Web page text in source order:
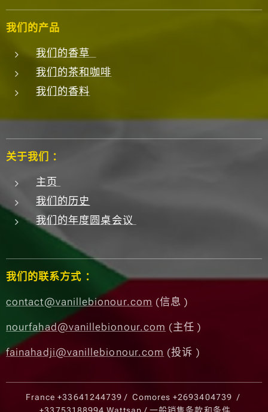
我们的产品
我们的香草
我们的茶和咖啡
我们的香料
关于我们 ：
主页
我们的历史
我们的年度圆桌会议
我们的联系方式 ：
contact@vanillebionour.com (信息 )
nourfahad@vanillebionour.com (主任 )
fainahadji@vanillebionour.com (投诉 )
France+33641244739 / Comores+2693404739 /